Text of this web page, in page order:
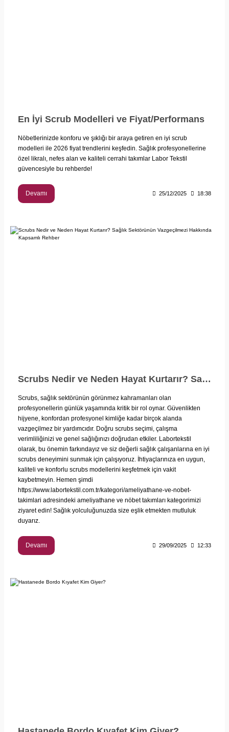
En İyi Scrub Modelleri ve Fiyat/Performans
Nöbetlerinizde konforu ve şıklığı bir araya getiren en iyi scrub
modelleri ile 2026 fiyat trendlerini keşfedin. Sağlık profesyonellerine
özel likralı, nefes alan ve kaliteli cerrahi takımlar Labor Tekstil
güvencesiyle bu rehberde!
Devamı 25/12/2025 18:38
Scrubs Nedir ve Neden Hayat Kurtarır? Sağlık Sektörünün Vazgeçilmezi Hakkında Kapsamlı Rehber
Scrubs, sağlık sektörünün görünmez kahramanları olan
profesyonellerin günlük yaşamında kritik bir rol oynar. Güvenlikten
hijyene, konfordan profesyonel kimliğe kadar birçok alanda
vazgeçilmez bir yardımcıdır. Doğru scrubs seçimi, çalışma
verimliliğinizi ve genel sağlığınızı doğrudan etkiler. Labortekstil
olarak, bu önemin farkındayız ve siz değerli sağlık çalışanlarına en iyi
scrubs deneyimini sunmak için çalışıyoruz. İhtiyaçlarınıza en uygun,
kaliteli ve konforlu scrubs modellerini keşfetmek için vakit
kaybetmeyin. Hemen şimdi
https://www.labortekstil.com.tr/kategori/ameliyathane-ve-nobet-
takimlari adresindeki ameliyathane ve nöbet takımları kategorimizi
ziyaret edin! Sağlık yolculuğunuzda size eşlik etmekten mutluluk
duyarız.
Devamı 29/09/2025 12:33